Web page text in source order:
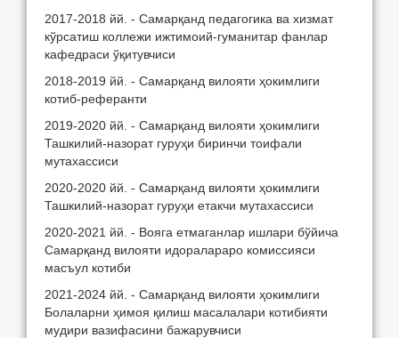
2017-2018 йй. - Самарқанд педагогика ва хизмат
кўрсатиш коллежи ижтимоий-гуманитар фанлар
кафедраси ўқитувчиси
2018-2019 йй. - Самарқанд вилояти ҳокимлиги
котиб-реферанти
2019-2020 йй. - Самарқанд вилояти ҳокимлиги
Ташкилий-назорат гуруҳи биринчи тоифали
мутахассиси
2020-2020 йй. - Самарқанд вилояти ҳокимлиги
Ташкилий-назорат гуруҳи етакчи мутахассиси
2020-2021 йй. - Вояга етмаганлар ишлари бўйича
Самарқанд вилояти идоралараро комиссияси
масъул котиби
2021-2024 йй. - Самарқанд вилояти ҳокимлиги
Болаларни ҳимоя қилиш масалалари котибияти
мудири вазифасини бажарувчиси